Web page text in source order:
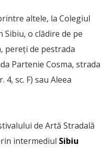
altele, la Colegiul
Sibiu, o clădire de pe
pereți de pestrada
Partenie Cosma, strada
4, sc. F) sau Aleea
de Artă Stradală
intermediul Sibiu